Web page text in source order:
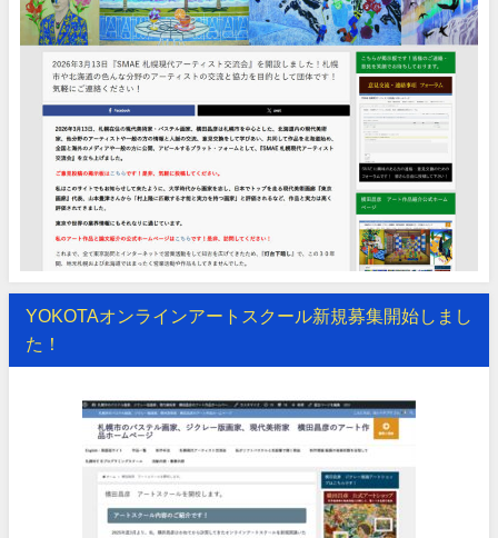
YOKOTAオンラインアートスクール新規募集開始しまし
た！